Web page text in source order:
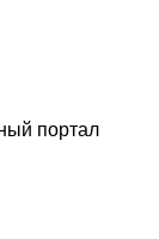
портал